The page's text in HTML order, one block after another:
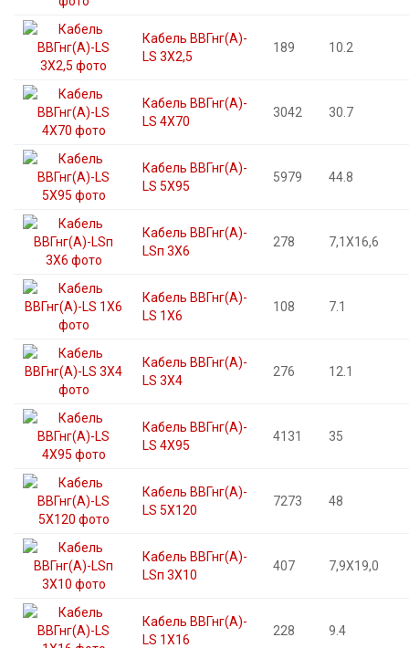
Кабель ВВГнг(А)-
LS 3X2,5
189 10.2
Кабель ВВГнг(А)-
LS 4X70
3042 30.7
Кабель ВВГнг(А)-
LS 5X95
5979 44.8
Кабель ВВГнг(А)-
LSп 3X6
278 7,1X16,6
Кабель ВВГнг(А)-
LS 1X6
108 7.1
Кабель ВВГнг(А)-
LS 3X4
276 12.1
Кабель ВВГнг(А)-
LS 4X95
4131 35
Кабель ВВГнг(А)-
LS 5X120
7273 48
Кабель ВВГнг(А)-
LSп 3X10
407 7,9X19,0
Кабель ВВГнг(А)-
LS 1X16
228 9.4